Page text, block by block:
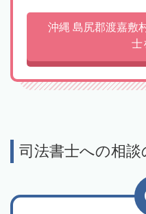
沖縄 島尻郡渡嘉敷
士
司法書士への相談